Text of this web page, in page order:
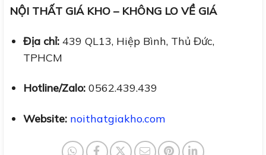
NỘI THẤT GIÁ KHO – KHÔNG LO VỀ GIÁ
Địa chỉ: 439 QL13, Hiệp Bình, Thủ Đức,
TPHCM
Hotline/Zalo: 0562.439.439
Website: noithatgiakho.com